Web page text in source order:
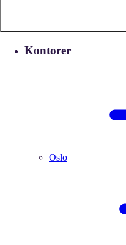
Kontorer
Oslo